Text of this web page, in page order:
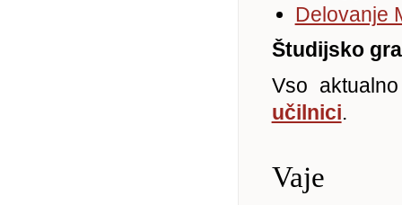
Delovanje
Študijsko
Vso
učilnici.
Vaje